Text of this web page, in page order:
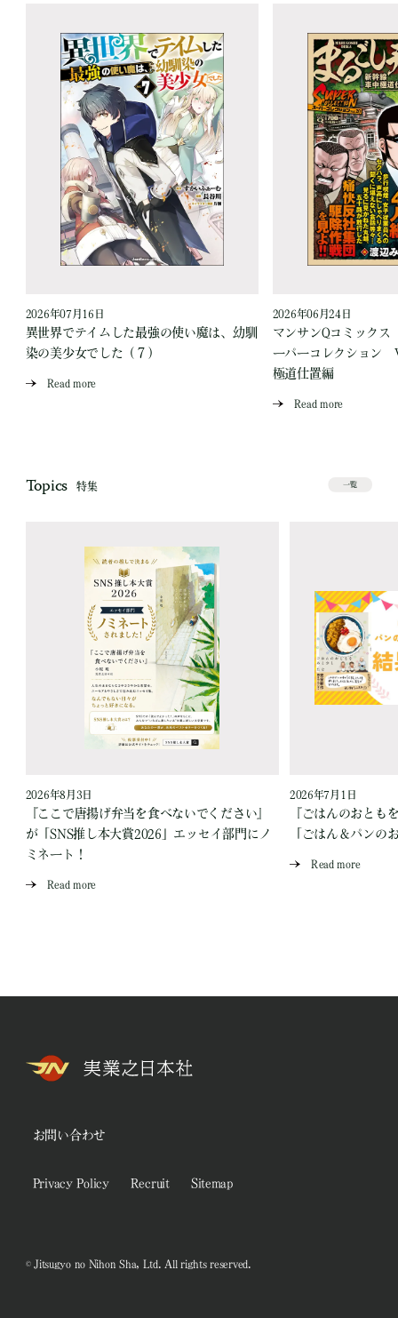
2026年07月16日
異世界でテイムした最強の使い魔は、幼馴
染の美少女でした（７）
Read more
2026年06月24日
マンサンQコミック
ーパーコレクション
極道仕置編
Read more
Topics 特集 一覧
2026年8月3日
『ここで唐揚げ弁当を食べないでください』
が「SNS推し本大賞2026」エッセイ部門にノ
ミネート！
Read more
2026年7月1日
『ごはんのおとも
「ごはん＆パンの
Read more
お問い合わせ
Privacy Policy Recruit Sitemap
© Jitsugyo no Nihon Sha, Ltd. All rights reserved.